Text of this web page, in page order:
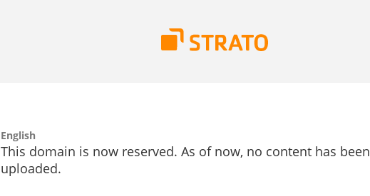
English
This domain is now reserved. As of now, no content has been
uploaded.